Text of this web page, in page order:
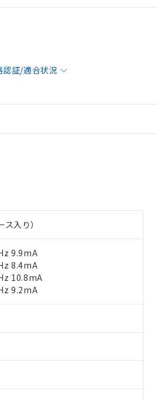
認証/適合状況
入り）
9.9mA
8.4mA
10.8mA
9.2mA